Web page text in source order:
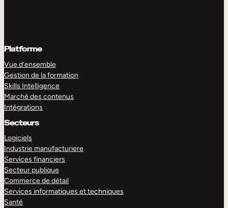
Platforme
Vue d’ensemble
Gestion de la formation
Skills Intelligence
Marché des contenus
Intégrations
Secteurs
Logiciels
Industrie manufacturiere
Services financiers
Secteur publique
Commerce de détail
Services informatiques et techniques
Santé